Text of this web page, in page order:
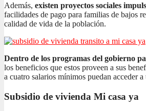
Además, existen proyectos sociales
facilidades de pago para familias de bajos
calidad de vida de la población.
Dentro de los programas del gobierno
los beneficios que estos proveen a sus
a cuatro salarios mínimos puedan acceder
Subsidio de vivienda Mi casa ya